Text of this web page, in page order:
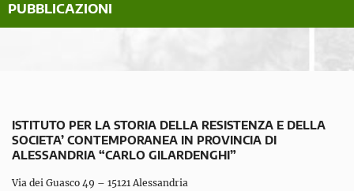
PUBBLICAZIONI
ISTITUTO PER LA STORIA DELLA RESISTENZA E DELLA
SOCIETA’ CONTEMPORANEA IN PROVINCIA DI
ALESSANDRIA “CARLO GILARDENGHI”
Via dei Guasco 49 – 15121 Alessandria